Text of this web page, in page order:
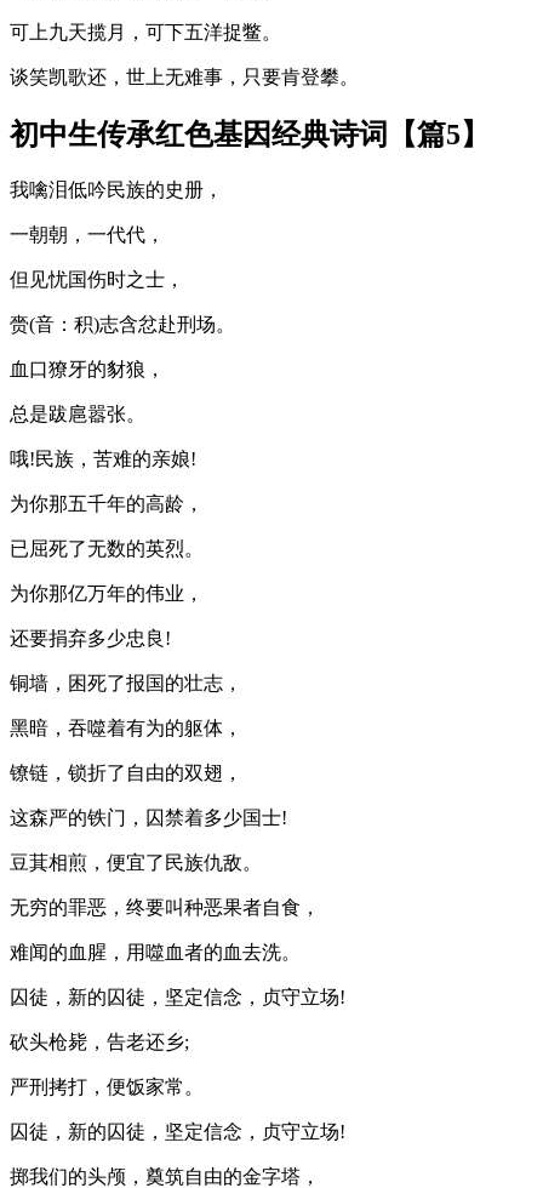
可上九天揽月，可下五洋捉鳖。
谈笑凯歌还，世上无难事，只要肯登攀。
初中生传承红色基因经典诗词【篇5】
我噙泪低吟民族的史册，
一朝朝，一代代，
但见忧国伤时之士，
赍(音：积)志含忿赴刑场。
血口獠牙的豺狼，
总是跋扈嚣张。
哦!民族，苦难的亲娘!
为你那五千年的高龄，
已屈死了无数的英烈。
为你那亿万年的伟业，
还要捐弃多少忠良!
铜墙，困死了报国的壮志，
黑暗，吞噬着有为的躯体，
镣链，锁折了自由的双翅，
这森严的铁门，囚禁着多少国士!
豆萁相煎，便宜了民族仇敌。
无穷的罪恶，终要叫种恶果者自食，
难闻的血腥，用噬血者的血去洗。
囚徒，新的囚徒，坚定信念，贞守立场!
砍头枪毙，告老还乡;
严刑拷打，便饭家常。
囚徒，新的囚徒，坚定信念，贞守立场!
掷我们的头颅，奠筑自由的金字塔，